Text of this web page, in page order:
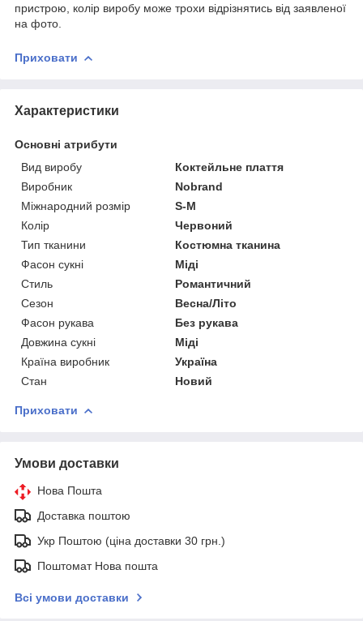
пристрою, колір виробу може трохи відрізнятись від заявленої
на фото.
Приховати
Характеристики
Основні атрибути
Вид виробу
Коктейльне плаття
Виробник
Nobrand
Міжнародний розмір
S-M
Колір
Червоний
Тип тканини
Костюмна тканина
Фасон сукні
Міді
Стиль
Романтичний
Сезон
Весна/Літо
Фасон рукава
Без рукава
Довжина сукні
Міді
Країна виробник
Україна
Стан
Новий
Приховати
Умови доставки
Нова Пошта
Доставка поштою
Укр Поштою (ціна доставки 30 грн.)
Поштомат Нова пошта
Всі умови доставки